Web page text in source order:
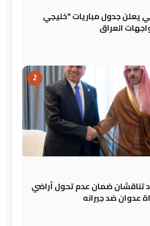
يعلن جدول مباريات "خليجي
2
تناقشان ضمان عدم تحول أراضي
عدوان ضد جيرانه